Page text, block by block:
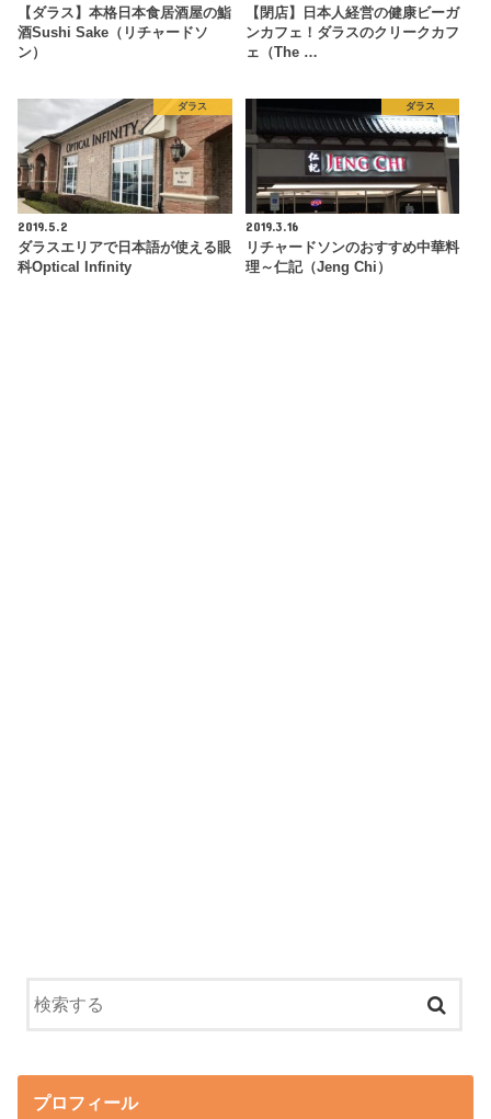
【ダラス】本格日本食居酒屋の鮨
酒Sushi Sake（リチャードソ
ン）
【閉店】日本人経営の健康ビーガ
ンカフェ！ダラスのクリークカフ
ェ（The …
ダラス
2019.5.2
ダラスエリアで日本語が使える眼
科Optical Infinity
ダラス
2019.3.16
リチャードソンのおすすめ中華料
理～仁記（Jeng Chi）
プロフィール